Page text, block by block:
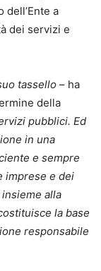
dell’Ente a
dei servizi e
tassello – ha
della
pubblici. Ed
in una
e sempre
imprese e dei
alla
la base
responsabile